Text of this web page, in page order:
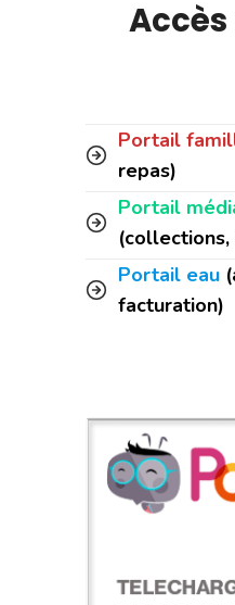
Portail
repas)
Portail
Portail eau
facturation)